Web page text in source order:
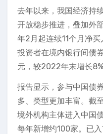
去年以来，我国经济持
开放稳步推进，叠加外
年2月起连续11个月净
投资者在境内银行间债
元，较2022年末增长8%
报告显示，参与中国债
多、类型更加丰富。截
境外机构主体进入中国
每年新增约100家。已